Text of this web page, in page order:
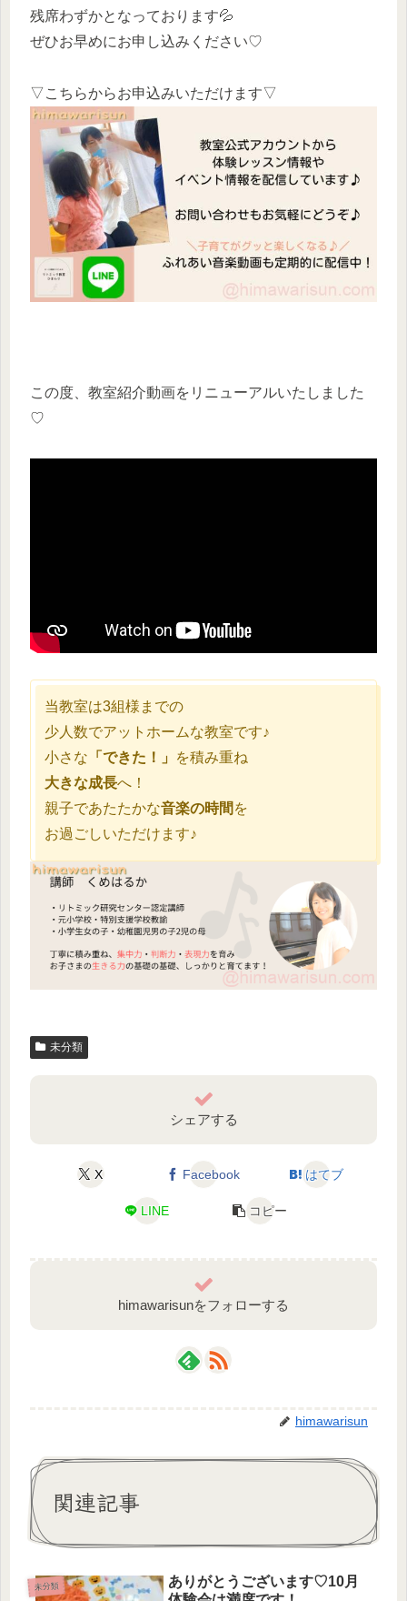
残席わずかとなっております💦
ぜひお早めにお申し込みください♡
▽こちらからお申込みいただけます▽
この度、教室紹介動画をリニューアルいたしました
♡
当教室は3組様までの
少人数でアットホームな教室です♪
小さな 「できた！」 を積み重ね
大きな成長へ！
親子であたたかな音楽の時間 を
お過ごしいただけます♪
未分類
シェアする
X Facebook はてブ
LINE コピー
himawarisunをフォローする
himawarisun
関連記事
未分類
ありがとうございます♡10月